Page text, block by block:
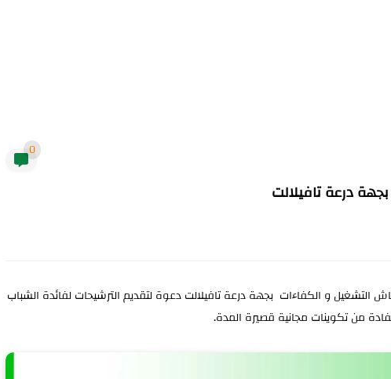
0
درعة تافيلالت
التشغيل و الكفاءات بجهة درعة تافيلالت دعوة لتقديم الترشيحات لفائدة الشباب
من تكوينات مجانية قصيرة المدة.